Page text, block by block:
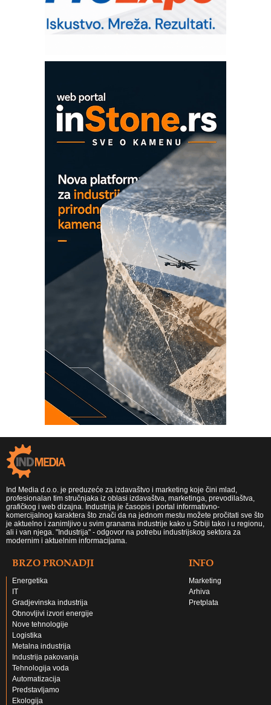
RMQ-TITAN ADVANCED INDICATOR
– Pametna signalizacija za efikasnije
upravljanje mašinama
era CNC merenja
Proizvodnja iC7 Hybrid 1500 VDC
mrežnog pretvarača sa tečnim
hlađenjem
COMBYPACK
EVOKS Maintenance Management
Ind Media d.o.o. je preduzeće za izdavaštvo i marketing koje čini mlad,
profesionalan tim stručnjaka iz oblasi izdavaštva, marketinga, prevodilaštva,
grafičkog i web dizajna. Industrija je časopis i portal informativno-
komercijalnog karaktera što znači da na jednom mestu možete pročitati sve što
je aktuelno i zanimljivo u svim granama industrije kako u Srbiji tako i u regionu,
ali i van njega. "Industrija" - odgovor na potrebu industrijskog sektora za
modernim i aktuelnim informacijama.
BRZO PRONADJI
Energetika
IT
Gradjevinska industrija
Obnovljivi izvori energije
Nove tehnologije
Logistika
Metalna industrija
Industrija pakovanja
Tehnologija voda
Automatizacija
Predstavljamo
Ekologija
INFO
Marketing
Arhiva
Pretplata